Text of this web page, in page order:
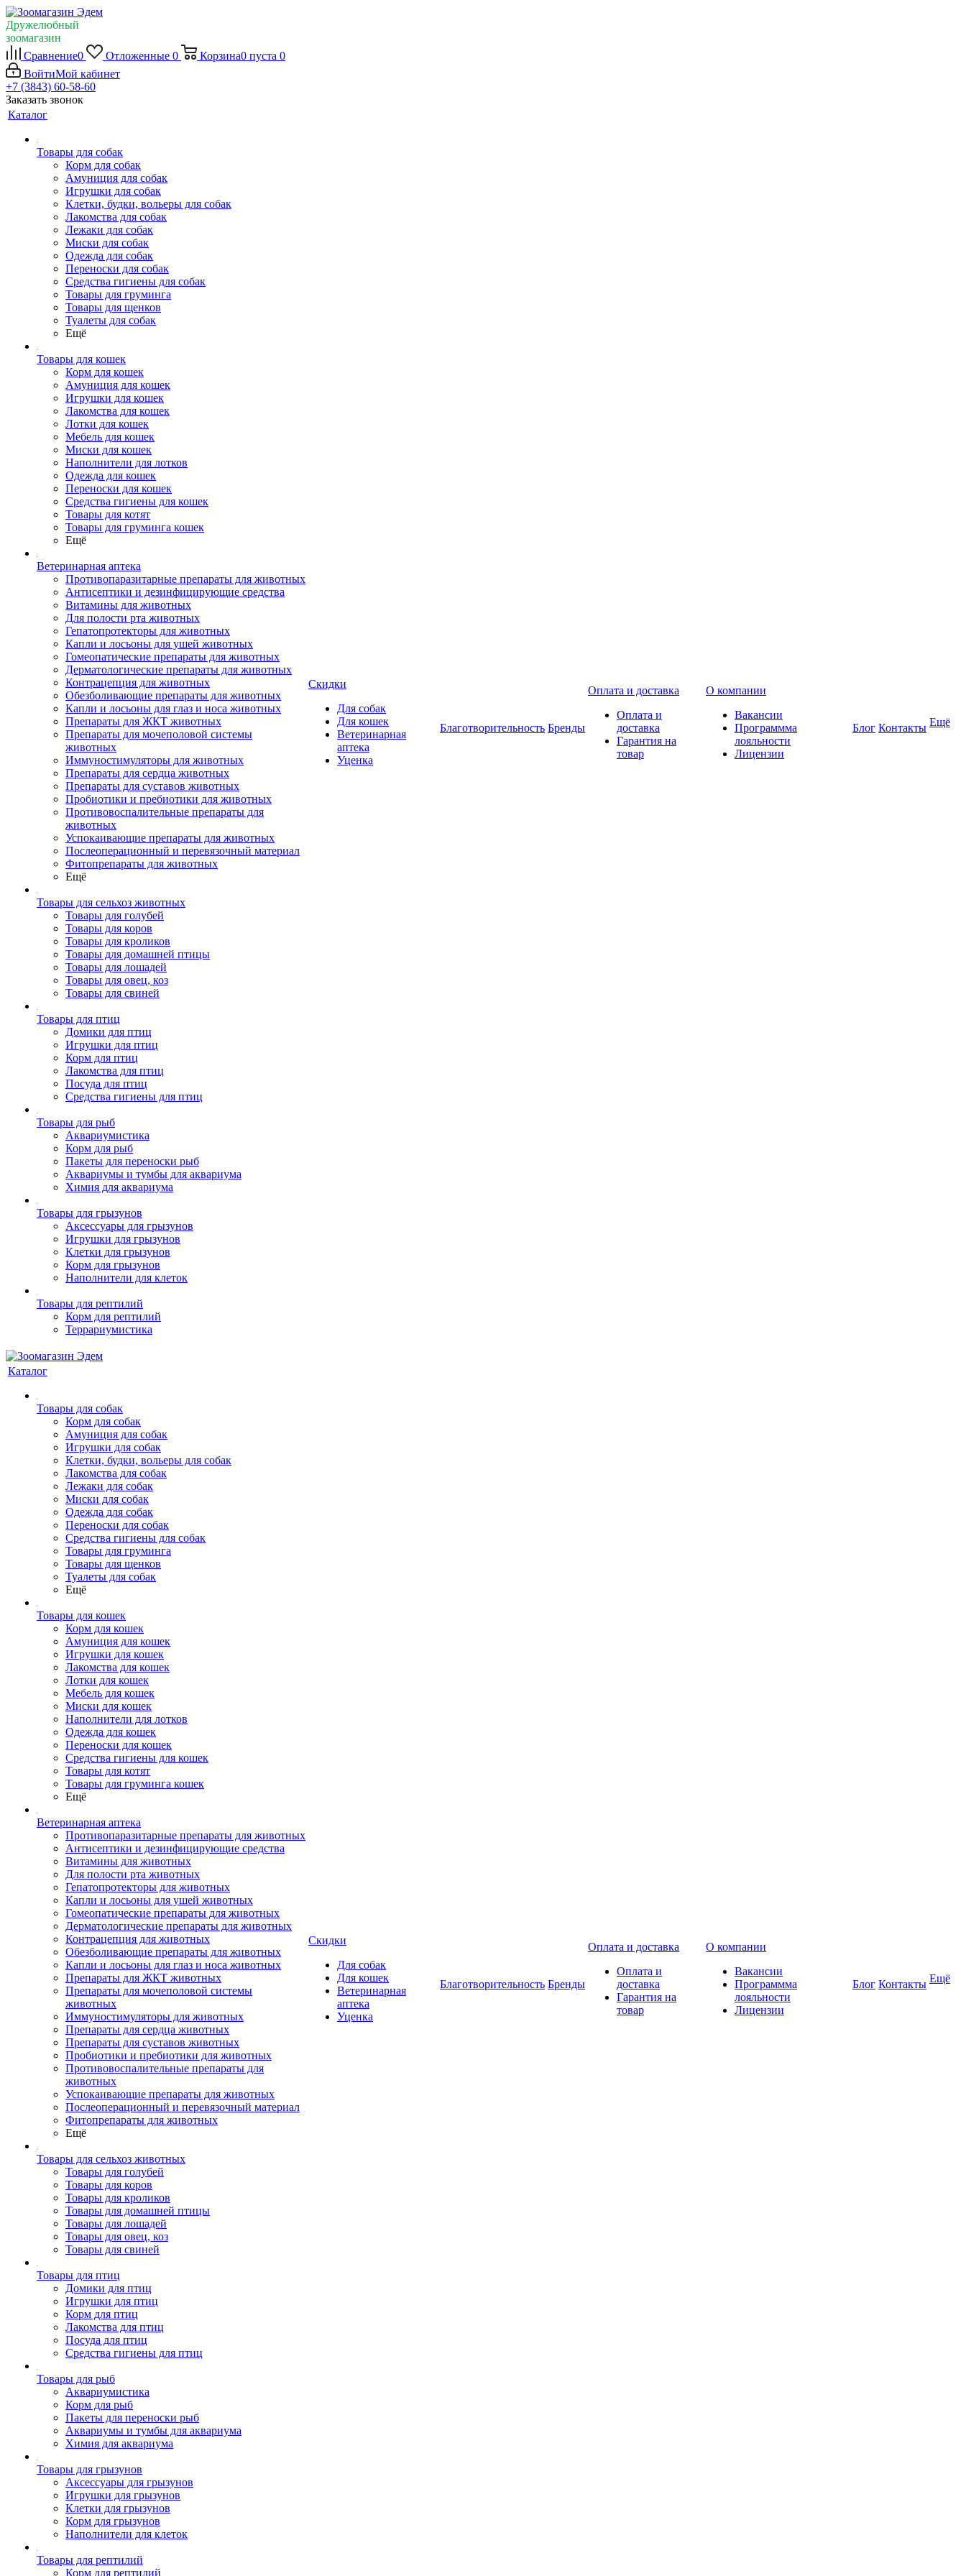
Дружелюбный
зоомагазин
Сравнение0 Отложенные 0 Корзина0 пуста 0
ВойтиМой кабинет
+7 (3843) 60-58-60
Заказать звонок
Каталог
Товары для собак
Корм для собак
Амуниция для собак
Игрушки для собак
Клетки, будки, вольеры для собак
Лакомства для собак
Лежаки для собак
Миски для собак
Одежда для собак
Переноски для собак
Средства гигиены для собак
Товары для груминга
Товары для щенков
Туалеты для собак
Ещё
Товары для кошек
Корм для кошек
Амуниция для кошек
Игрушки для кошек
Лакомства для кошек
Лотки для кошек
Мебель для кошек
Миски для кошек
Наполнители для лотков
Одежда для кошек
Переноски для кошек
Средства гигиены для кошек
Товары для котят
Товары для груминга кошек
Ещё
Ветеринарная аптека
Противопаразитарные препараты для животных
Антисептики и дезинфицирующие средства
Витамины для животных
Для полости рта животных
Гепатопротекторы для животных
Капли и лосьоны для ушей животных
Гомеопатические препараты для животных
Дерматологические препараты для животных
Контрацепция для животных
Обезболивающие препараты для животных
Капли и лосьоны для глаз и носа животных
Препараты для ЖКТ животных
Препараты для мочеполовой системы
животных
Иммуностимуляторы для животных
Препараты для сердца животных
Препараты для суставов животных
Пробиотики и пребиотики для животных
Противовоспалительные препараты для
животных
Успокаивающие препараты для животных
Послеоперационный и перевязочный материал
Фитопрепараты для животных
Ещё
Товары для сельхоз животных
Товары для голубей
Товары для коров
Товары для кроликов
Товары для домашней птицы
Товары для лошадей
Товары для овец, коз
Товары для свиней
Товары для птиц
Домики для птиц
Игрушки для птиц
Корм для птиц
Лакомства для птиц
Посуда для птиц
Средства гигиены для птиц
Товары для рыб
Аквариумистика
Корм для рыб
Пакеты для переноски рыб
Аквариумы и тумбы для аквариума
Химия для аквариума
Товары для грызунов
Аксессуары для грызунов
Игрушки для грызунов
Клетки для грызунов
Корм для грызунов
Наполнители для клеток
Товары для рептилий
Корм для рептилий
Террариумистика
Скидки
Для собак
Для кошек
Ветеринарная
аптека
Уценка
Благотворительность Бренды
Оплата и доставка
Оплата и
доставка
Гарантия на
товар
О компании
Вакансии
Программма
лояльности
Лицензии
Блог Контакты Ещё
Каталог
Товары для собак
Корм для собак
Амуниция для собак
Игрушки для собак
Клетки, будки, вольеры для собак
Лакомства для собак
Лежаки для собак
Миски для собак
Одежда для собак
Переноски для собак
Средства гигиены для собак
Товары для груминга
Товары для щенков
Туалеты для собак
Ещё
Товары для кошек
Корм для кошек
Амуниция для кошек
Игрушки для кошек
Лакомства для кошек
Лотки для кошек
Мебель для кошек
Миски для кошек
Наполнители для лотков
Одежда для кошек
Переноски для кошек
Средства гигиены для кошек
Товары для котят
Товары для груминга кошек
Ещё
Ветеринарная аптека
Противопаразитарные препараты для животных
Антисептики и дезинфицирующие средства
Витамины для животных
Для полости рта животных
Гепатопротекторы для животных
Капли и лосьоны для ушей животных
Гомеопатические препараты для животных
Дерматологические препараты для животных
Контрацепция для животных
Обезболивающие препараты для животных
Капли и лосьоны для глаз и носа животных
Препараты для ЖКТ животных
Препараты для мочеполовой системы
животных
Иммуностимуляторы для животных
Препараты для сердца животных
Препараты для суставов животных
Пробиотики и пребиотики для животных
Противовоспалительные препараты для
животных
Успокаивающие препараты для животных
Послеоперационный и перевязочный материал
Фитопрепараты для животных
Ещё
Товары для сельхоз животных
Товары для голубей
Товары для коров
Товары для кроликов
Товары для домашней птицы
Товары для лошадей
Товары для овец, коз
Товары для свиней
Товары для птиц
Домики для птиц
Игрушки для птиц
Корм для птиц
Лакомства для птиц
Посуда для птиц
Средства гигиены для птиц
Товары для рыб
Аквариумистика
Корм для рыб
Пакеты для переноски рыб
Аквариумы и тумбы для аквариума
Химия для аквариума
Товары для грызунов
Аксессуары для грызунов
Игрушки для грызунов
Клетки для грызунов
Корм для грызунов
Наполнители для клеток
Товары для рептилий
Корм для рептилий
Скидки
Для собак
Для кошек
Ветеринарная
аптека
Уценка
Благотворительность Бренды
Оплата и доставка
Оплата и
доставка
Гарантия на
товар
О компании
Вакансии
Программма
лояльности
Лицензии
Блог Контакты Ещё